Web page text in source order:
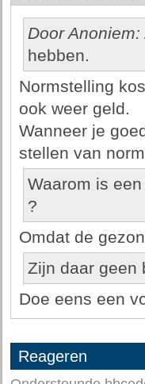
Door Anoniem:
hebben.
Normstelling
ook weer geld.
Wanneer je
stellen van
Waarom is
?
Omdat de
Zijn daar geen
Doe eens een
Reageren